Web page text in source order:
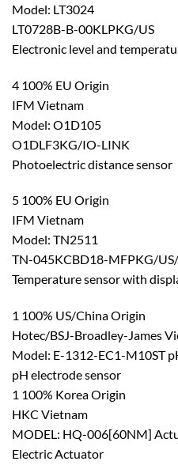
Model: LT3024
LT0728B-B-00KLPKG/US
Electronic level and
4 100% EU Origin
IFM Vietnam
Model: O1D105
O1DLF3KG/IO-LINK
Photoelectric distance sensor
5 100% EU Origin
IFM Vietnam
Model: TN2511
TN-045KCBD18-MFPKG/US/
Temperature sensor with
1 100% US/China Origin
Hotec/BSJ-Broadley-James
Model: E-1312-EC1-M10ST
pH electrode sensor
1 100% Korea Origin
HKC Vietnam
MODEL: HQ-006[60NM]
Electric Actuator